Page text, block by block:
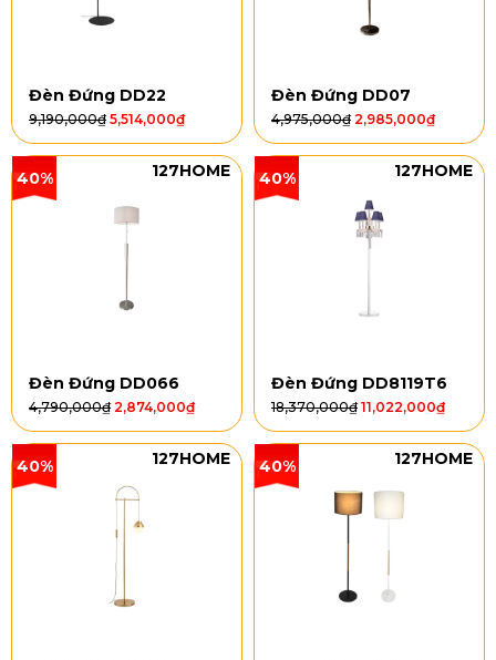
Đèn Đứng DD22
9,190,000₫ 5,514,000₫
Đèn Đứng DD07
4,975,000₫ 2,985,000₫
40% 127HOME
Đèn Đứng DD066
4,790,000₫ 2,874,000₫
40% 127HOME
Đèn Đứng DD8119T6
18,370,000₫ 11,022,000₫
40% 127HOME 40% 127HOME